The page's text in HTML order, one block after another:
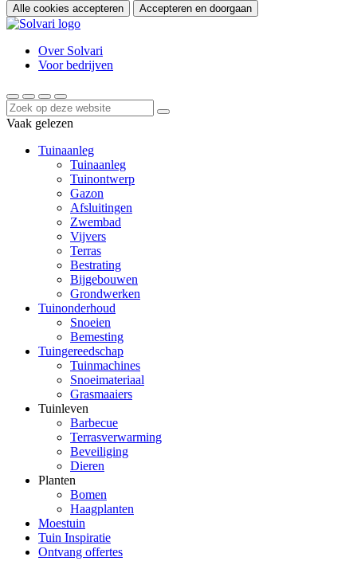
Alle cookies accepteren Accepteren en doorgaan
Over Solvari
Voor bedrijven
Vaak gelezen
Tuinaanleg
Tuinaanleg
Tuinontwerp
Gazon
Afsluitingen
Zwembad
Vijvers
Terras
Bestrating
Bijgebouwen
Grondwerken
Tuinonderhoud
Snoeien
Bemesting
Tuingereedschap
Tuinmachines
Snoeimateriaal
Grasmaaiers
Tuinleven
Barbecue
Terrasverwarming
Beveiliging
Dieren
Planten
Bomen
Haagplanten
Moestuin
Tuin Inspiratie
Ontvang offertes